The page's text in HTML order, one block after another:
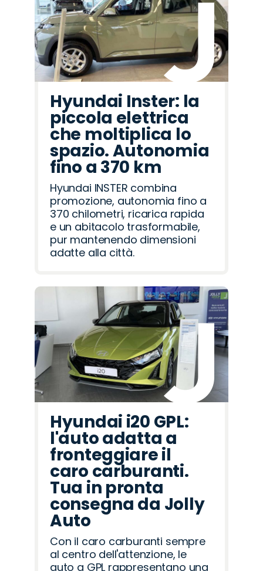
Hyundai Inster: la
piccola elettrica
che moltiplica lo
spazio. Autonomia
fino a 370 km
Hyundai INSTER combina
promozione, autonomia fino a
370 chilometri, ricarica rapida
e un abitacolo trasformabile,
pur mantenendo dimensioni
adatte alla città.
Hyundai i20 GPL:
l'auto adatta a
fronteggiare il
caro carburanti.
Tua in pronta
consegna da Jolly
Auto
Con il caro carburanti sempre
al centro dell'attenzione, le
auto a GPL rappresentano una